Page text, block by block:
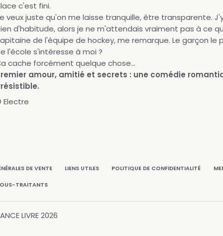
c'est fini.
veux juste qu'on me laisse tranquille, être transparente.
d'habitude, alors je ne m'attendais vraiment pas à ce
de l'équipe de hockey, me remarque. Le garçon le
l'école s'intéresse à moi ?
cache forcément quelque chose...
amour, amitié et secrets : une comédie
Electre
DE VENTE LIENS UTILES POLITIQUE DE CONFIDENTIALITÉ
TRAITANTS
LIVRE2026